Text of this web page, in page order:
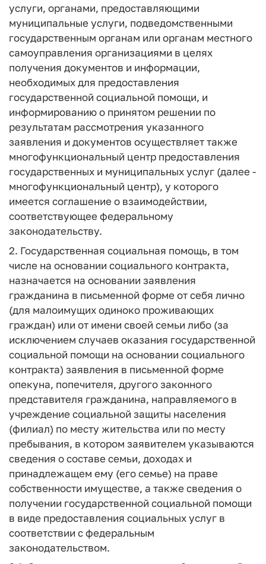
услуги, органами, предоставляющими
муниципальные услуги, подведомственными
государственным органам или органам местного
самоуправления организациями в целях
получения документов и информации,
необходимых для предоставления
государственной социальной помощи, и
информированию о принятом решении по
результатам рассмотрения указанного
заявления и документов осуществляет также
многофункциональный центр предоставления
государственных и муниципальных услуг (далее -
многофункциональный центр), у которого
имеется соглашение о взаимодействии,
соответствующее федеральному
законодательству.
2. Государственная социальная помощь, в том
числе на основании социального контракта,
назначается на основании заявления
гражданина в письменной форме от себя лично
(для малоимущих одиноко проживающих
граждан) или от имени своей семьи либо (за
исключением случаев оказания государственной
социальной помощи на основании социального
контракта) заявления в письменной форме
опекуна, попечителя, другого законного
представителя гражданина, направляемого в
учреждение социальной защиты населения
(филиал) по месту жительства или по месту
пребывания, в котором заявителем указываются
сведения о составе семьи, доходах и
принадлежащем ему (его семье) на праве
собственности имуществе, а также сведения о
получении государственной социальной помощи
в виде предоставления социальных услуг в
соответствии с федеральным
законодательством.